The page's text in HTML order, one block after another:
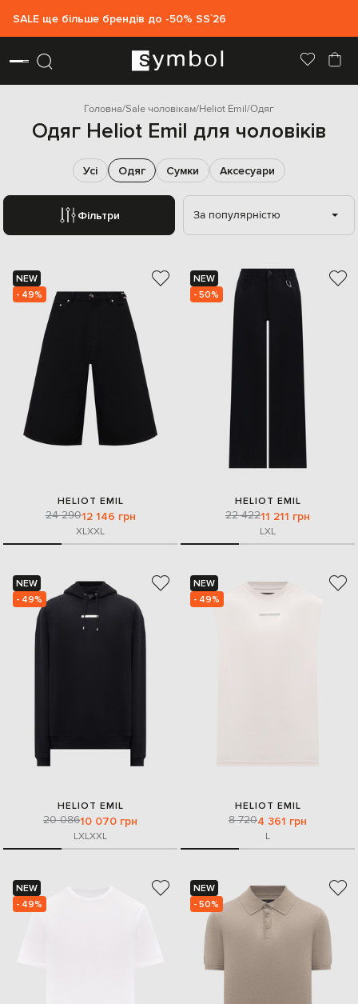
SALE ще більше брендів до -50% SS`26
Головна Sale чоловікам Heliot Emil Одяг
Одяг Heliot Emil для чоловіків
Фільтри
Усі Одяг Сумки Аксесуари
За популярністю
NEW
- 49%
HELIOT EMIL
24 29012 146 грн
XLXXL
NEW
- 50%
HELIOT EMIL
22 42211 211 грн
LXL
NEW
- 49%
HELIOT EMIL
20 08610 070 грн
LXLXXL
NEW
- 49%
HELIOT EMIL
8 7204 361 грн
L
NEW
- 49%
NEW
- 50%